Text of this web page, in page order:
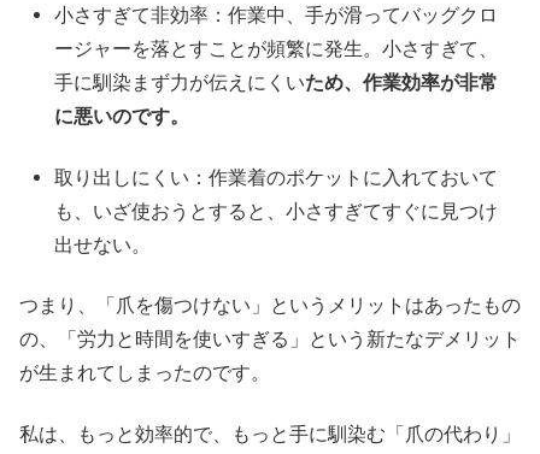
小さすぎて非効率：作業中、手が滑ってバッグクロ
ージャーを落とすことが頻繁に発生。小さすぎて、
手に馴染まず力が伝えにくいため、作業効率が非常
に悪いのです。
取り出しにくい：作業着のポケットに入れておいて
も、いざ使おうとすると、小さすぎてすぐに見つけ
出せない。
つまり、「爪を傷つけない」というメリットはあったもの
の、「労力と時間を使いすぎる」という新たなデメリット
が生まれてしまったのです。
私は、もっと効率的で、もっと手に馴染む「爪の代わり」